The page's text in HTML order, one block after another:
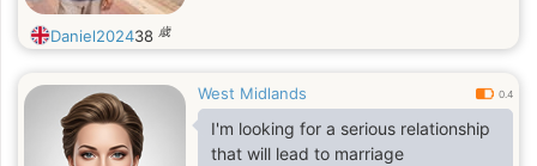
Daniel202438 歳
West Midlands 0.4
I'm looking for a serious relationship
that will lead to marriage